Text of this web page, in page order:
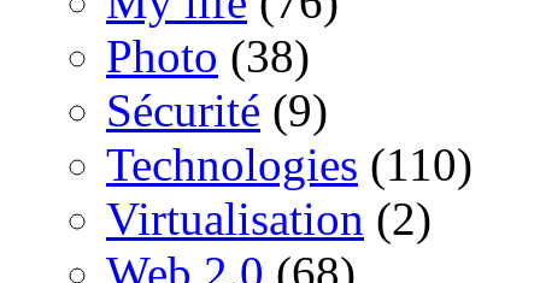
Photo (38)
Sécurité (9)
Technologies (110)
Virtualisation (2)